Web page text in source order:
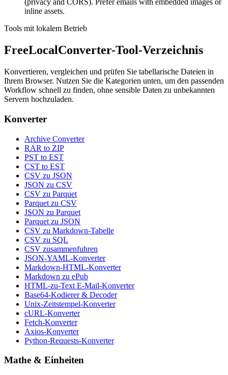
(privacy and CORS). Prefer emails with embedded images or
inline assets.
Tools mit lokalem Betrieb
FreeLocalConverter-Tool-Verzeichnis
Konvertieren, vergleichen und prüfen Sie tabellarische Dateien in
Ihrem Browser. Nutzen Sie die Kategorien unten, um den passenden
Workflow schnell zu finden, ohne sensible Daten zu unbekannten
Servern hochzuladen.
Konverter
Archive Converter
RAR to ZIP
PST to EST
CST to EST
CSV zu JSON
JSON zu CSV
CSV zu Parquet
Parquet zu CSV
JSON zu Parquet
Parquet zu JSON
CSV zu Markdown-Tabelle
CSV zu SQL
CSV zusammenfuhren
JSON-YAML-Konverter
Markdown-HTML-Konverter
Markdown zu ePub
HTML-zu-Text E-Mail-Konverter
Base64-Kodierer & Decoder
Unix-Zeitstempel-Konverter
cURL-Konverter
Fetch-Konverter
Axios-Konverter
Python-Requests-Konverter
Mathe & Einheiten